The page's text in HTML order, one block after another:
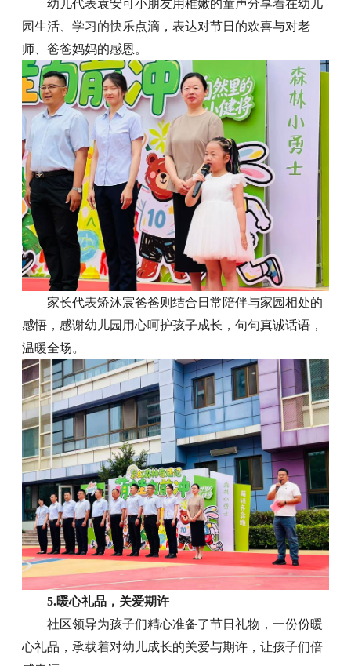
幼儿代表袁安可小朋友用稚嫩的童声分享着在幼儿
园生活、学习的快乐点滴，表达对节日的欢喜与对老
师、爸爸妈妈的感恩。
家长代表矫沐宸爸爸则结合日常陪伴与家园相处的
感悟，感谢幼儿园用心呵护孩子成长，句句真诚话语，
温暖全场。
5.暖心礼品，关爱期许
社区领导为孩子们精心准备了节日礼物，一份份暖
心礼品，承载着对幼儿成长的关爱与期许，让孩子们倍